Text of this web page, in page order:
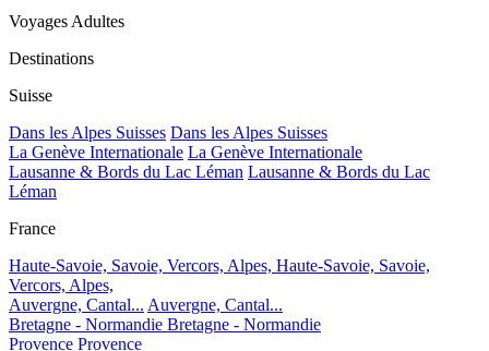
Voyages Adultes
Destinations
Suisse
Dans les Alpes Suisses Dans les Alpes Suisses
La Genève Internationale La Genève Internationale
Lausanne & Bords du Lac Léman Lausanne & Bords du Lac
Léman
France
Haute-Savoie, Savoie, Vercors, Alpes, Haute-Savoie, Savoie,
Vercors, Alpes,
Auvergne, Cantal... Auvergne, Cantal...
Bretagne - Normandie Bretagne - Normandie
Provence Provence